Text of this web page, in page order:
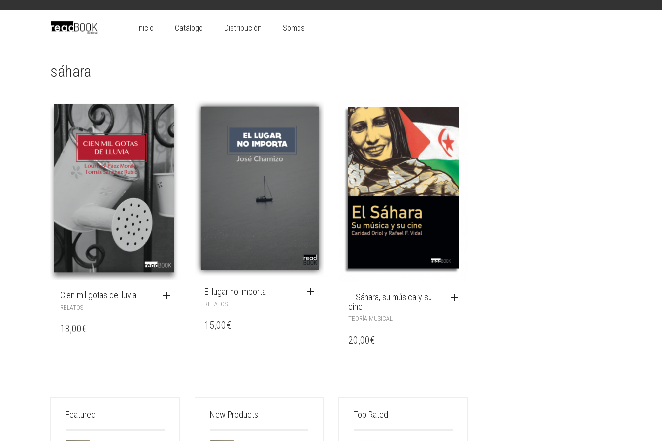
Inicio Catálogo Distribución Somos
sáhara
Cien mil gotas de lluvia
RELATOS
13,00€
El lugar no importa
RELATOS
15,00€
El Sáhara, su música y su
cine
TEORÍA MUSICAL
20,00€
Featured New Products Top Rated